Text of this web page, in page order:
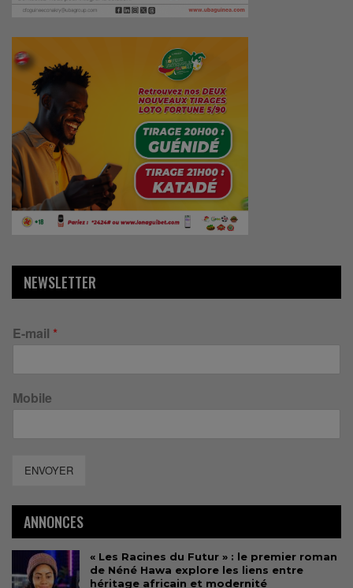
NEWSLETTER
E-mail *
Mobile
ENVOYER
ANNONCES
« Les Racines du Futur » : le premier roman
de Néné Hawa explore les liens entre
héritage africain et modernité